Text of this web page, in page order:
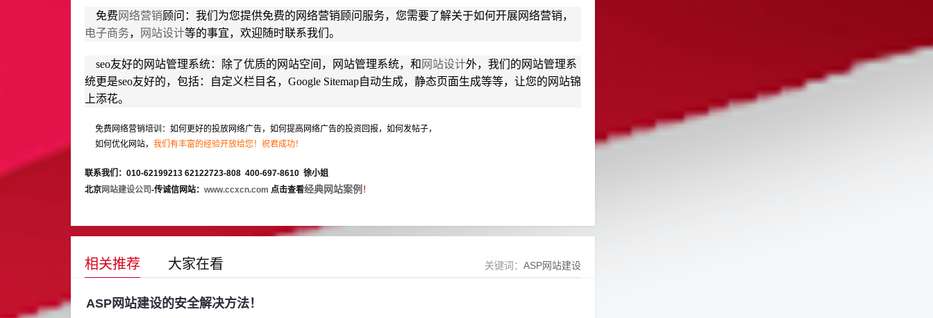
免费 网络营销顾问：我们为您提供免费的网络营销顾问服务，您需要了解关于如何开展网络营销，
电子商务， 网站设计等的事宜，欢迎随时联系我们。
seo友好的网站管理系统：除了优质的网站空间，网站管理系统，和 网站设计外，我们的网站管理系
统更是seo友好的，包括：自定义栏目名，Google Sitemap自动生成，静态页面生成等等，让您的网站锦
上添花。
免费网络营销培训：如何更好的投放网络广告，如何提高网络广告的投资回报，如何发帖子，
如何优化网站， 我们有丰富的经验开放给您！祝君成功！
联系我们：010-62199213 62122723-808 400-697-8610 徐小姐
北京网站建设公司-传诚信网站： www.ccxcn.com 点击查看经典网站案例 ！
相关推荐 大家在看 关键词：ASP网站建设
ASP网站建设的安全解决方法！